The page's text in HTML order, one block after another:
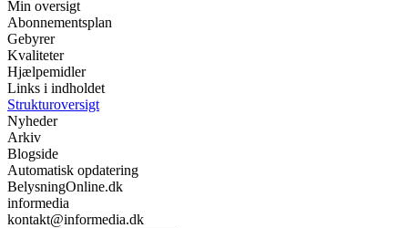
Min oversigt
Abonnementsplan
Gebyrer
Kvaliteter
Hjælpemidler
Links i indholdet
Strukturoversigt
Nyheder
Arkiv
Blogside
Automatisk opdatering
BelysningOnline.dk
informedia
kontakt@informedia.dk